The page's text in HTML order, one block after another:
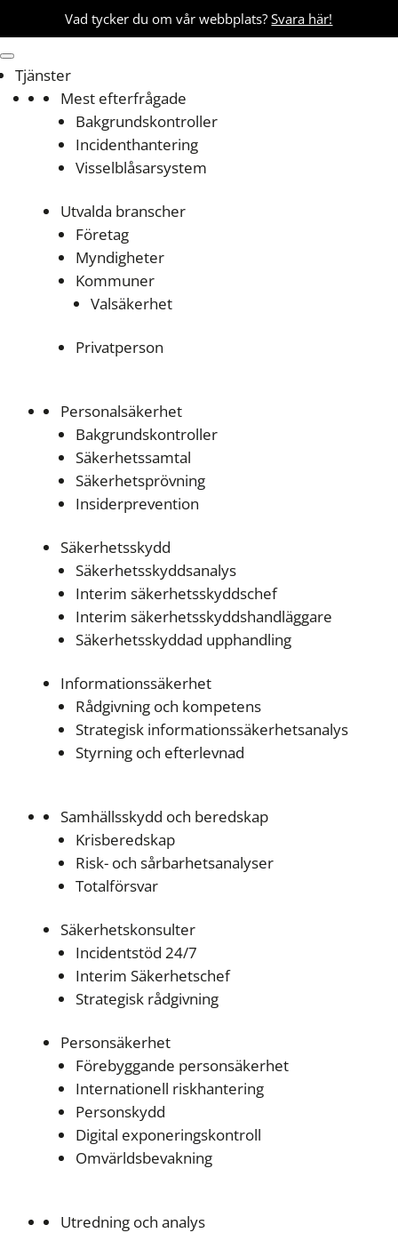
Vad tycker du om vår webbplats?Svara här!
Tjänster
Mest efterfrågade
Bakgrundskontroller
Incidenthantering
Visselblåsarsystem
Utvalda branscher
Företag
Myndigheter
Kommuner
Valsäkerhet
Privatperson
Personalsäkerhet
Bakgrundskontroller
Säkerhetssamtal
Säkerhetsprövning
Insiderprevention
Säkerhetsskydd
Säkerhetsskyddsanalys
Interim säkerhetsskyddschef
Interim säkerhetsskyddshandläggare
Säkerhetsskyddad upphandling
Informationssäkerhet
Rådgivning och kompetens
Strategisk informationssäkerhetsanalys
Styrning och efterlevnad
Samhällsskydd och beredskap
Krisberedskap
Risk- och sårbarhetsanalyser
Totalförsvar
Säkerhetskonsulter
Incidentstöd 24/7
Interim Säkerhetschef
Strategisk rådgivning
Personsäkerhet
Förebyggande personsäkerhet
Internationell riskhantering
Personskydd
Digital exponeringskontroll
Omvärldsbevakning
Utredning och analys